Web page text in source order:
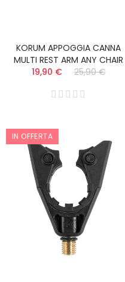
KORUM APPOGGIA CANNA
MULTI REST ARM ANY CHAIR
19,90 €
25,90 €
IN OFFERTA